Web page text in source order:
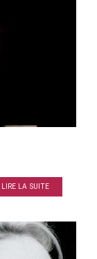
LIRE LA SUITE